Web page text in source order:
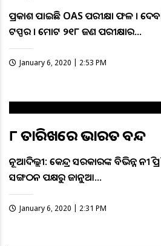
ପ୍ରକାଶ ପାଇଛି OAS ପରୀକ୍ଷା ଫଳ ।
ଟପ୍ପର । ମୋଟ ୨୧୮ ଜଣ ପରୀକ୍ଷାର…
January 6, 2020 | 2:53 PM
୮ ତାରିଖରେ ଭାରତ ବନ୍ଦ
ନୂଆଦିଲ୍ଲୀ: କେନ୍ଦ୍ର ସରକାରଙ୍କ ବିଭିନ୍ନ ନୀତି
ସଙ୍ଗଠନ ପକ୍ଷରୁ ଜାନୁଆ…
January 6, 2020 | 2:31 PM